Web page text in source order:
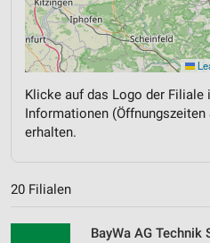
Klicke auf das Logo der Filiale
Informationen (Öffnungszeiten
erhalten.
20 Filialen
BayWa AG